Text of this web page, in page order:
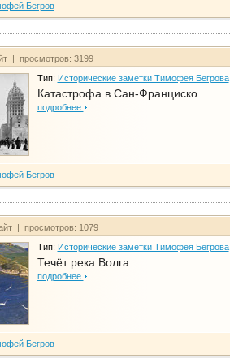
Бегров
| просмотров: 3199
Тип: Исторические заметки Тимофея Бегрова
Катастрофа в Сан-Франциско
подробнее
Бегров
| просмотров: 1079
Тип: Исторические заметки Тимофея Бегрова
Течёт река Волга
подробнее
Бегров